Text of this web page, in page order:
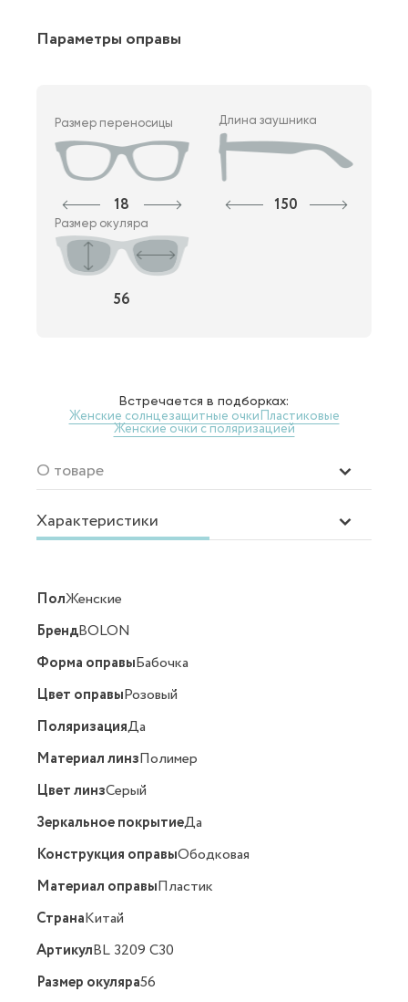
Параметры оправы
Размер переносицы
18
Длина заушника
150
Размер окуляра
56
Встречается в подборках:
Женские солнцезащитные очкиПластиковые
Женские очки с поляризацией
О товаре
Характеристики
ПолЖенские
БрендBOLON
Форма оправыБабочка
Цвет оправыРозовый
ПоляризацияДа
Материал линзПолимер
Цвет линзСерый
Зеркальное покрытиеДа
Конструкция оправыОбодковая
Материал оправыПластик
СтранаКитай
АртикулBL 3209 C30
Размер окуляра56